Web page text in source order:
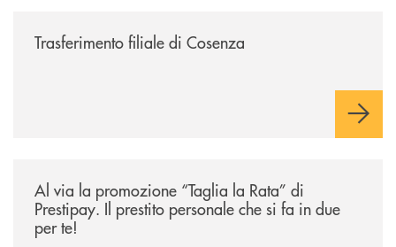
Trasferimento filiale di Cosenza
Al via la promozione “Taglia la Rata” di
Prestipay. Il prestito personale che si fa in due
per te!